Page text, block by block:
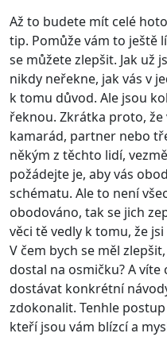
Až to budete mít celé
tip. Pomůže vám to ještě
se můžete zlepšit. Jak už
nikdy neřekne, jak vás v
k tomu důvod. Ale jsou
řeknou. Zkrátka proto,
kamarád, partner nebo
někým z těchto lidí,
požádejte je, aby vás
schématu. Ale to není
obodováno, tak se jich
věci tě vedly k tomu, že
V čem bych se měl
dostal na osmičku? A víte
dostávat konkrétní
zdokonalit. Tenhle
kteří jsou vám blízcí a